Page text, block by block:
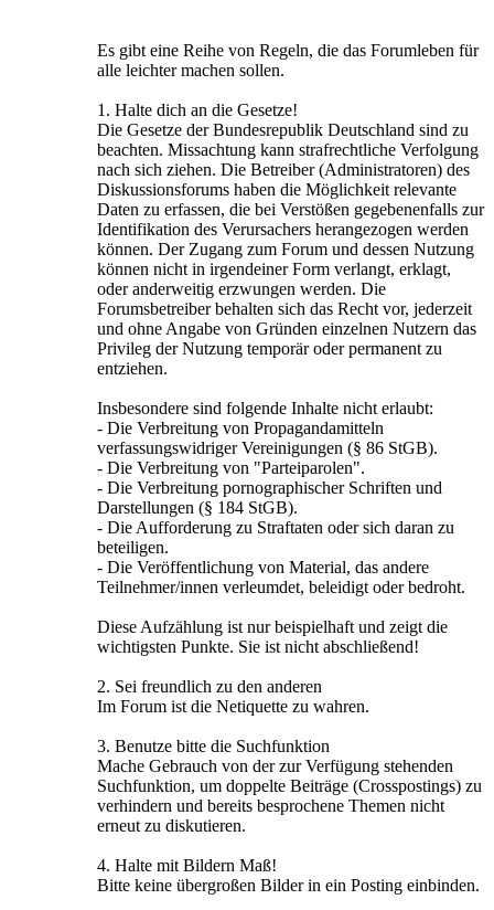
Es gibt eine Reihe von Regeln, die das Forumleben für
alle leichter machen sollen.
1. Halte dich an die Gesetze!
Die Gesetze der Bundesrepublik Deutschland sind zu
beachten. Missachtung kann strafrechtliche Verfolgung
nach sich ziehen. Die Betreiber (Administratoren) des
Diskussionsforums haben die Möglichkeit relevante
Daten zu erfassen, die bei Verstößen gegebenenfalls zur
Identifikation des Verursachers herangezogen werden
können. Der Zugang zum Forum und dessen Nutzung
können nicht in irgendeiner Form verlangt, erklagt,
oder anderweitig erzwungen werden. Die
Forumsbetreiber behalten sich das Recht vor, jederzeit
und ohne Angabe von Gründen einzelnen Nutzern das
Privileg der Nutzung temporär oder permanent zu
entziehen.
Insbesondere sind folgende Inhalte nicht erlaubt:
- Die Verbreitung von Propagandamitteln
verfassungswidriger Vereinigungen (§ 86 StGB).
- Die Verbreitung von "Parteiparolen".
- Die Verbreitung pornographischer Schriften und
Darstellungen (§ 184 StGB).
- Die Aufforderung zu Straftaten oder sich daran zu
beteiligen.
- Die Veröffentlichung von Material, das andere
Teilnehmer/innen verleumdet, beleidigt oder bedroht.
Diese Aufzählung ist nur beispielhaft und zeigt die
wichtigsten Punkte. Sie ist nicht abschließend!
2. Sei freundlich zu den anderen
Im Forum ist die Netiquette zu wahren.
3. Benutze bitte die Suchfunktion
Mache Gebrauch von der zur Verfügung stehenden
Suchfunktion, um doppelte Beiträge (Crosspostings) zu
verhindern und bereits besprochene Themen nicht
erneut zu diskutieren.
4. Halte mit Bildern Maß!
Bitte keine übergroßen Bilder in ein Posting einbinden.